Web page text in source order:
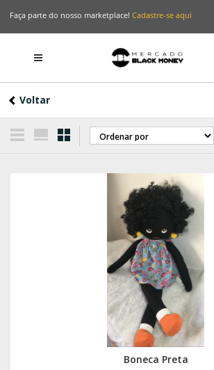
Faça parte do nosso marketplace! Cadastre-se aqui
Voltar
Boneca Preta